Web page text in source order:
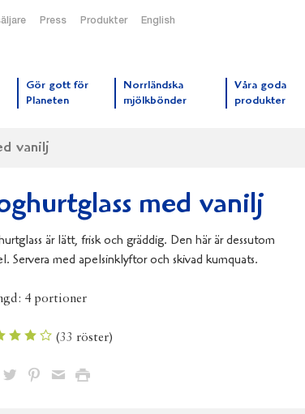
Press Produkter English
Gör gott för
Planeten
Norrländska
mjölkbönder
Våra goda
produkter
vanilj
med vanilj
är lätt, frisk och gräddig. Den här är dessutom
Servera med apelsinklyftor och skivad kumquats.
4 portioner
(33 röster)
Dela Dela Dela DelaSkriv